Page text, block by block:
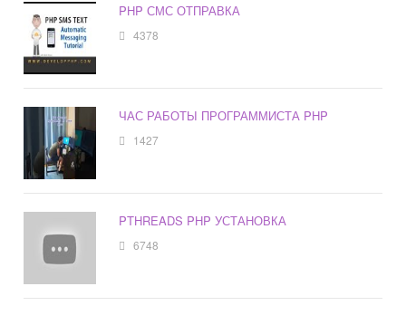
PHP СМС ОТПРАВКА
4378
ЧАС РАБОТЫ ПРОГРАММИСТА PHP
1427
PTHREADS PHP УСТАНОВКА
6748